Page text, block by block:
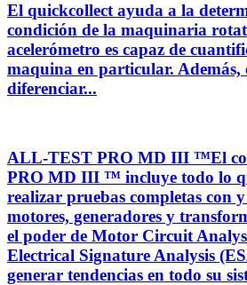
El quickcollect ayuda a la
condición de la maquinaria
acelerómetro es capaz de
maquina en particular. Además,
diferenciar...
ALL-TEST PRO MD III ™El
PRO MD III ™ incluye todo lo
realizar pruebas completas con
motores, generadores y
el poder de Motor Circuit
Electrical Signature Analysis
generar tendencias en todo su